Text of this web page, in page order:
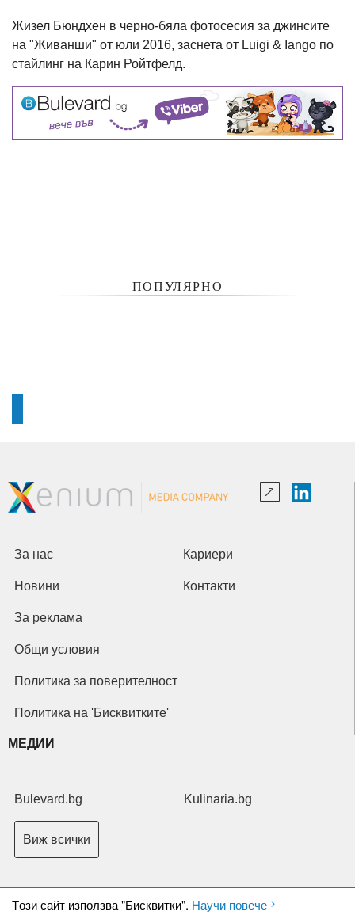
Жизел Бюндхен в черно-бяла фотосесия за джинсите
на "Живанши" от юли 2016, заснета от Luigi & Iango по
стайлинг на Карин Ройтфелд.
ПОПУЛЯРНО
Tози сайт използва "Бисквитки". Научи повече
За нас Кариери
Новини Контакти
За реклама
Общи условия
Политика за поверителност
Политика на 'Бисквитките'
МЕДИИ
Bulevard.bg Kulinaria.bg
Виж всички